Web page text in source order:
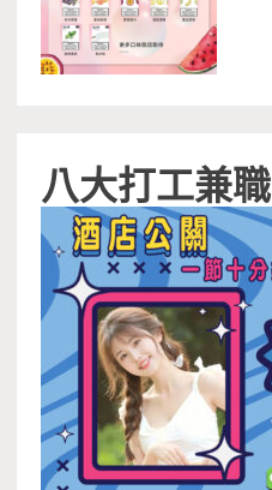
八大打工兼職